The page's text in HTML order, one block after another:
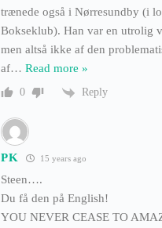
trænede også i Nørresundby (i
Bokseklub). Han var en utrolig
men altså ikke af den
af… Read more »
0 Reply
PK 15 years ago
Steen….
Du få den på English!
YOU NEVER CEASE TO